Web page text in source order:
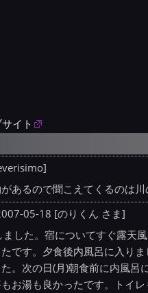
イト
あるので聞こえてくるのは
05-18 [のりくん さま]
した。宿についてすぐ露天
です。夕食後内風呂に入り
。次の日(月)朝食前に内風
お湯も良かったです。トイ